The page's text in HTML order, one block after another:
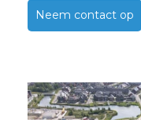
Neem contact op